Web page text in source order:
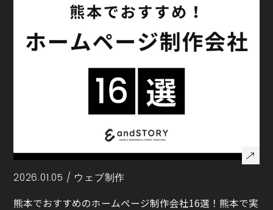
2026.01.05 / ウェブ制作
熊本でおすすめのホームページ制作会社16選！熊本で実